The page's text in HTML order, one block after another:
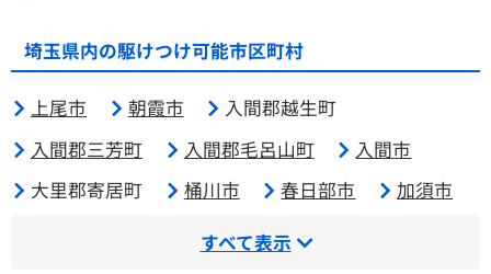
埼玉県内の駆けつけ可能市区町村
上尾市 朝霞市
入間郡越生町
入間郡三芳町
入間郡毛呂山町
入間市
大里郡寄居町
桶川市 春日部市
加須市
すべて表示